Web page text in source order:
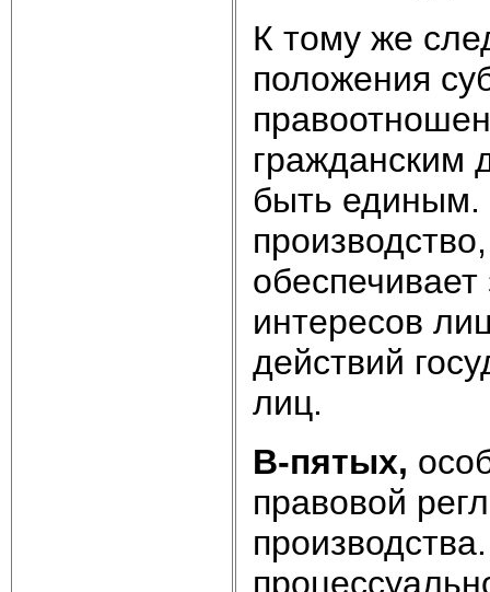
К тому же
положения
гражданским
быть единым.
интересов
действий
лиц.
В-пятых,
правовой